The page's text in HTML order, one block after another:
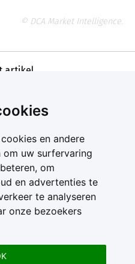
en andere
uw surfervaring
om
en advertenties te
te analyseren
onze bezoekers
© DCA Market Intelligence.
artikel